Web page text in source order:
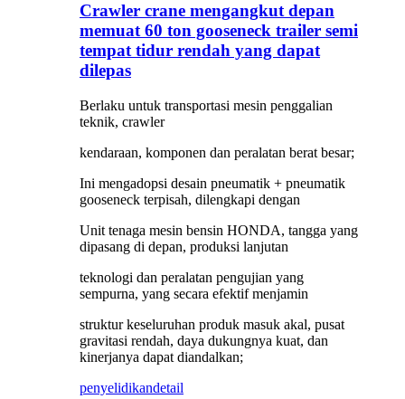
Crawler crane mengangkut depan
memuat 60 ton gooseneck trailer semi
tempat tidur rendah yang dapat
dilepas
Berlaku untuk transportasi mesin penggalian
teknik, crawler
kendaraan, komponen dan peralatan berat besar;
Ini mengadopsi desain pneumatik + pneumatik
gooseneck terpisah, dilengkapi dengan
Unit tenaga mesin bensin HONDA, tangga yang
dipasang di depan, produksi lanjutan
teknologi dan peralatan pengujian yang
sempurna, yang secara efektif menjamin
struktur keseluruhan produk masuk akal, pusat
gravitasi rendah, daya dukungnya kuat, dan
kinerjanya dapat diandalkan;
penyelidikandetail